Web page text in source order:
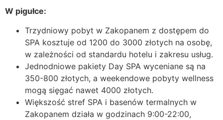
W pigułce:
Trzydniowy pobyt w Zakopanem z dostępem do
SPA kosztuje od 1200 do 3000 złotych na osobę,
w zależności od standardu hotelu i zakresu usług.
Jednodniowe pakiety Day SPA wyceniane są na
350-800 złotych, a weekendowe pobyty wellness
mogą sięgać nawet 4000 złotych.
Większość stref SPA i basenów termalnych w
Zakopanem działa w godzinach 9:00-22:00,